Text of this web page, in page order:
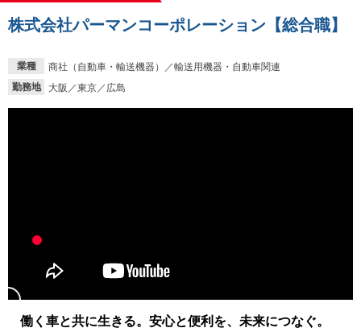
業種
商社（自動車・輸送機器）／輸送用機器・自動車関連
勤務地
大阪／東京／広島
株式会社パーマンコーポレーション【総合職】
働く車と共に生きる。安心と便利を、未来につなぐ。